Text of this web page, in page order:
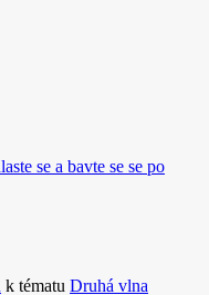
se a bavte se se po
k tématu Druhá vlna